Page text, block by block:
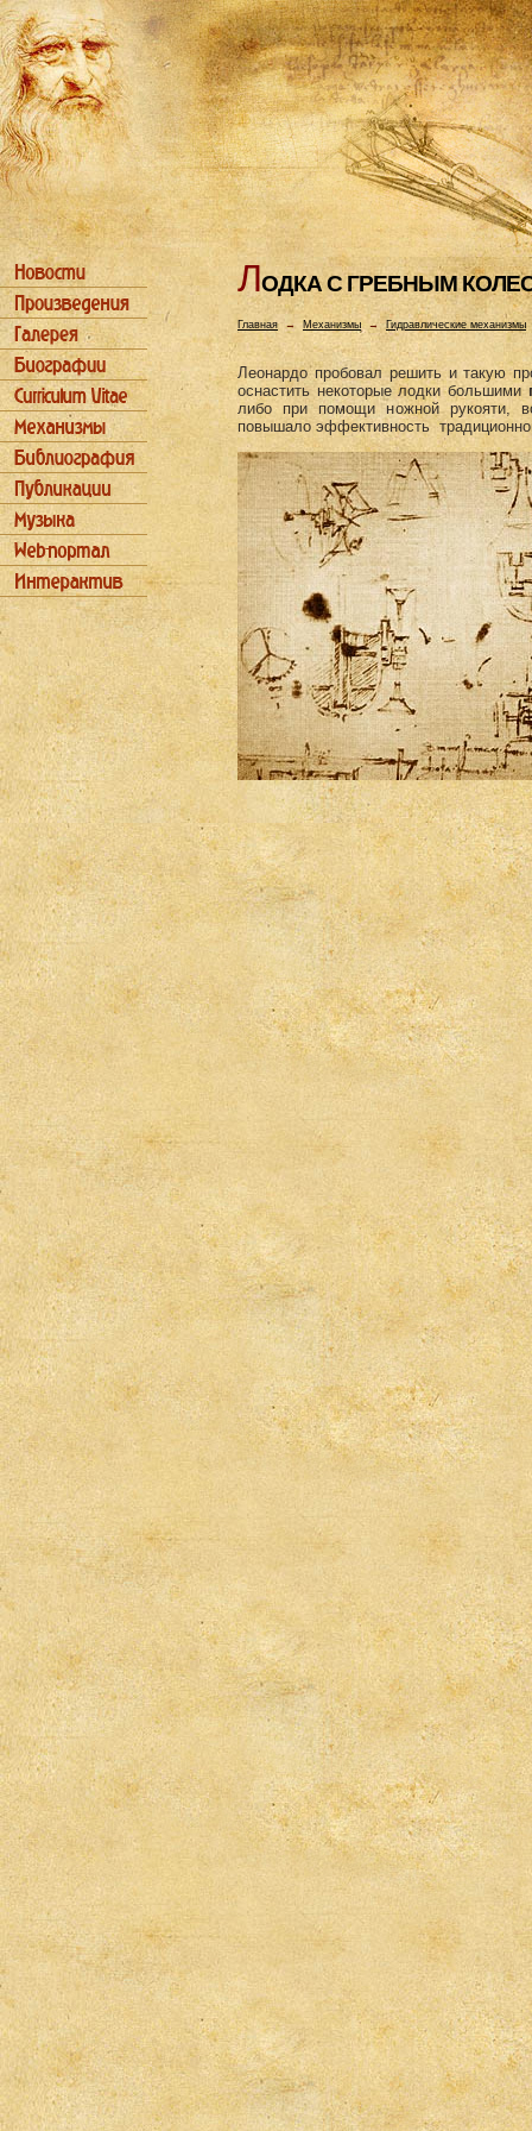
ЛОДКА С ГРЕБHЫМ
Главная→ Механизмы →Гидравлические механизмы
Леонардо пробовал решить и такую
оснастить некоторые лодки большими
либо при помощи ножной рукояти,
повышало эффективность